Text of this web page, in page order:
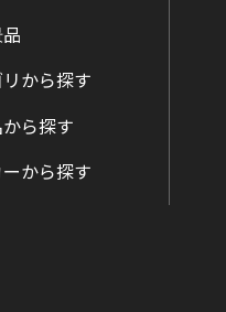
から探す
ら探す
から探す